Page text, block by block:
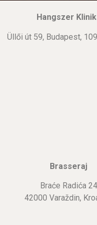
Hangszer
Üllői út 59, Budapest,
Brasseraj
Braće Radića 24
42000 Varaždin,